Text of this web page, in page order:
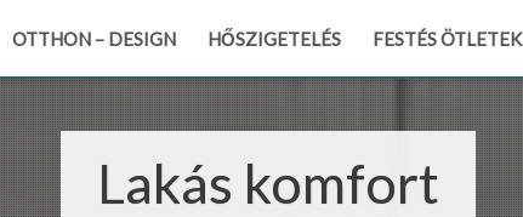
OTTHON – DESIGN HŐSZIGETELÉS FESTÉS ÖTLETEK
Lakás komfort